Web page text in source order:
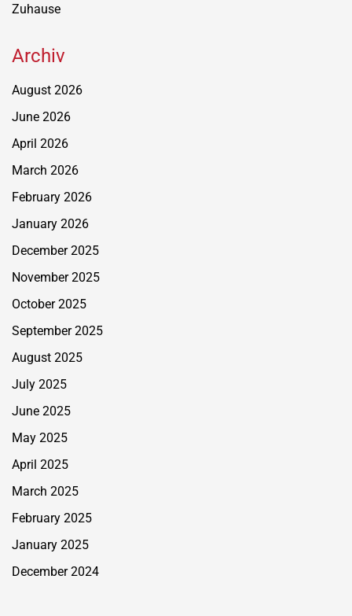
Zuhause
Archiv
August 2026
June 2026
April 2026
March 2026
February 2026
January 2026
December 2025
November 2025
October 2025
September 2025
August 2025
July 2025
June 2025
May 2025
April 2025
March 2025
February 2025
January 2025
December 2024